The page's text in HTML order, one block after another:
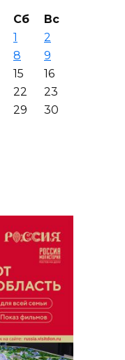
Сб
Вс
1
2
8
9
15
16
22
23
29
30